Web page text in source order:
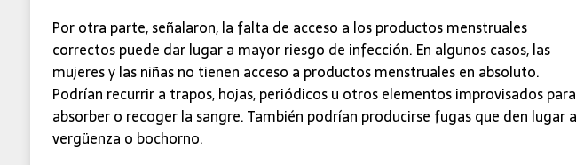
Por otra parte, señalaron, la falta de acceso a los productos menstruales
correctos puede dar lugar a mayor riesgo de infección. En algunos casos, las
mujeres y las niñas no tienen acceso a productos menstruales en absoluto.
Podrían recurrir a trapos, hojas, periódicos u otros elementos improvisados para
absorber o recoger la sangre. También podrían producirse fugas que den lugar a
vergüenza o bochorno.